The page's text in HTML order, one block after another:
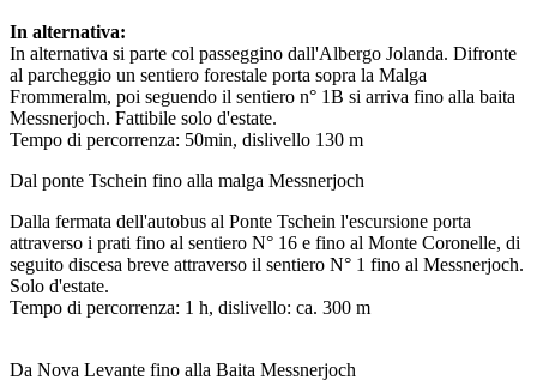
In alternativa:
In alternativa si parte col passeggino dall'Albergo Jolanda. Difronte
al parcheggio un sentiero forestale porta sopra la Malga
Frommeralm, poi seguendo il sentiero n° 1B si arriva fino alla baita
Messnerjoch. Fattibile solo d'estate.
Tempo di percorrenza: 50min, dislivello 130 m
Dal ponte Tschein fino alla malga Messnerjoch
Dalla fermata dell'autobus al Ponte Tschein l'escursione porta
attraverso i prati fino al sentiero N° 16 e fino al Monte Coronelle, di
seguito discesa breve attraverso il sentiero N° 1 fino al Messnerjoch.
Solo d'estate.
Tempo di percorrenza: 1 h, dislivello: ca. 300 m
Da Nova Levante fino alla Baita Messnerjoch